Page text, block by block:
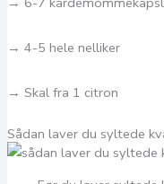
→ 4-5 hele nelliker
→ Skal fra 1 citron
Sådan laver du syltede